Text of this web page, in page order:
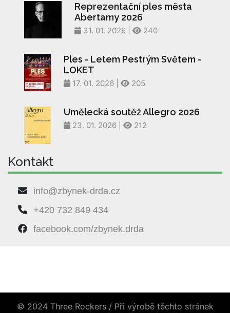
Reprezentační ples města
Abertamy 2026
31. 01. 2026 | 240
Ples - Letem Pestrým Světem -
LOKET
17. 01. 2026 | 205
Umělecká soutěž Allegro 2026
23. 01. 2026 | 212
Kontakt
info@zbynek-drda.cz
+420 732 849 434
facebook.com/zbynek.drda
© 2024 Three Rockers / Při výrobě těchto stránek